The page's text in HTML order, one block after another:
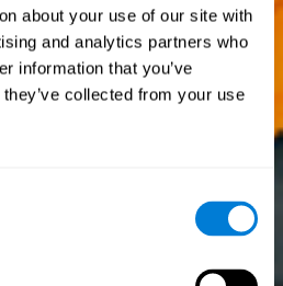
about your use of our site with
and analytics partners who
information that you’ve
collected from your use